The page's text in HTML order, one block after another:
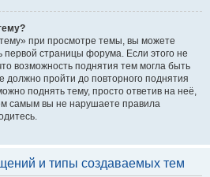
при просмотре темы, вы можете
первой страницы форума. Если этого не
возможность поднятия тем могла быть
должно пройти до повторного поднятия
поднять тему, просто ответив на неё,
самым вы не нарушаете правила
и типы создаваемых тем